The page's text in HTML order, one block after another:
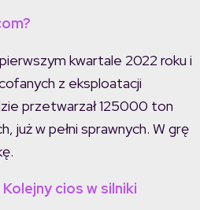
kwartale 2022 roku i
z eksploatacji
przetwarzał 125000 ton
już w pełni sprawnych. W grę
cios w silniki